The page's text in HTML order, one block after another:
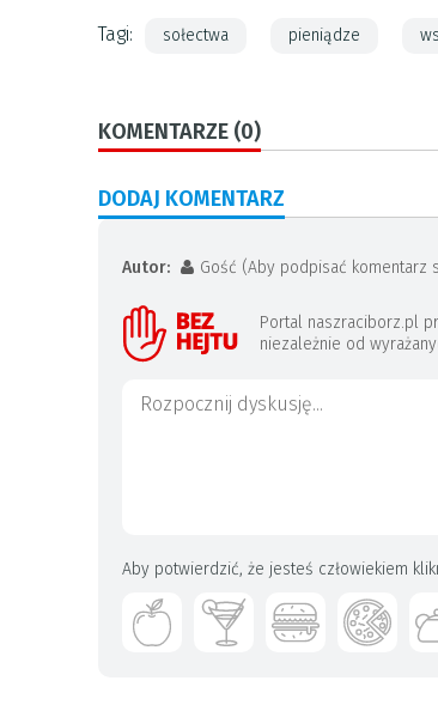
Tagi: sołectwa pieniądze
KOMENTARZE (0)
DODAJ KOMENTARZ
Autor: Gość (Aby podpisać komentarz
Portal naszraciborz.pl
niezależnie od
Aby potwierdzić, że jesteś człowiekiem